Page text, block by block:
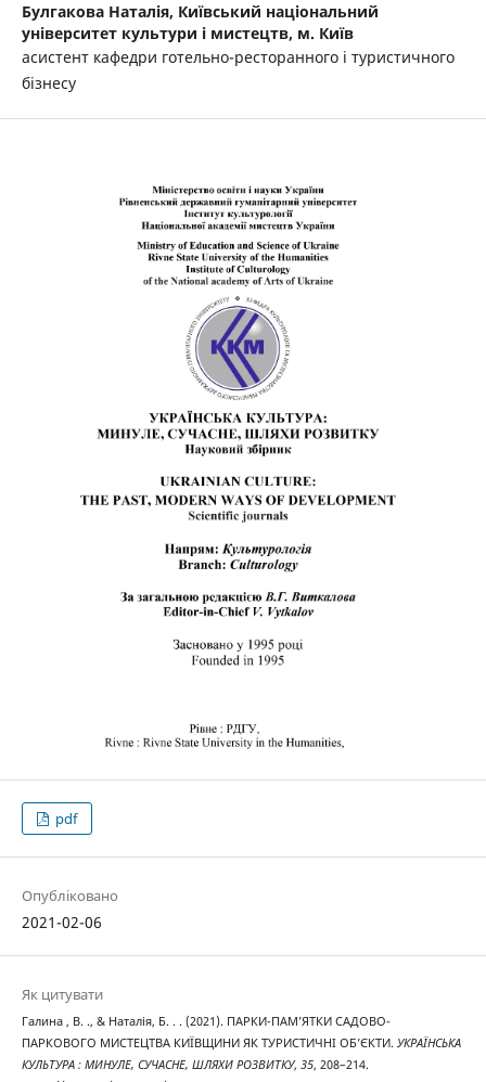
Булгакова Наталія, Київський національний
університет культури і мистецтв, м. Київ
асистент кафедри готельно-ресторанного і туристичного
бізнесу
pdf
Опубліковано
2021-02-06
Як цитувати
Галина , В. ., & Наталія, Б. . . (2021). ПАРКИ-ПАМ’ЯТКИ САДОВО-
ПАРКОВОГО МИСТЕЦТВА КИЇВЩИНИ ЯК ТУРИСТИЧНІ ОБ’ЄКТИ. УКРАЇНСЬКА
КУЛЬТУРА : МИНУЛЕ, СУЧАСНЕ, ШЛЯХИ РОЗВИТКУ, 35, 208–214.